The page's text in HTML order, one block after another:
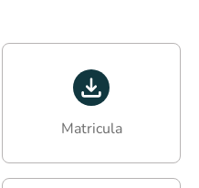
Matricula